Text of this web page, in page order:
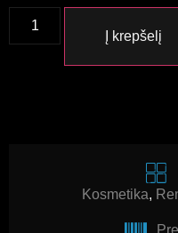
Į krepšelį
Kosmetika,